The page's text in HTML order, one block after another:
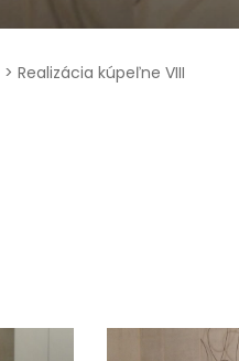
> Realizácia kúpeľne VIII